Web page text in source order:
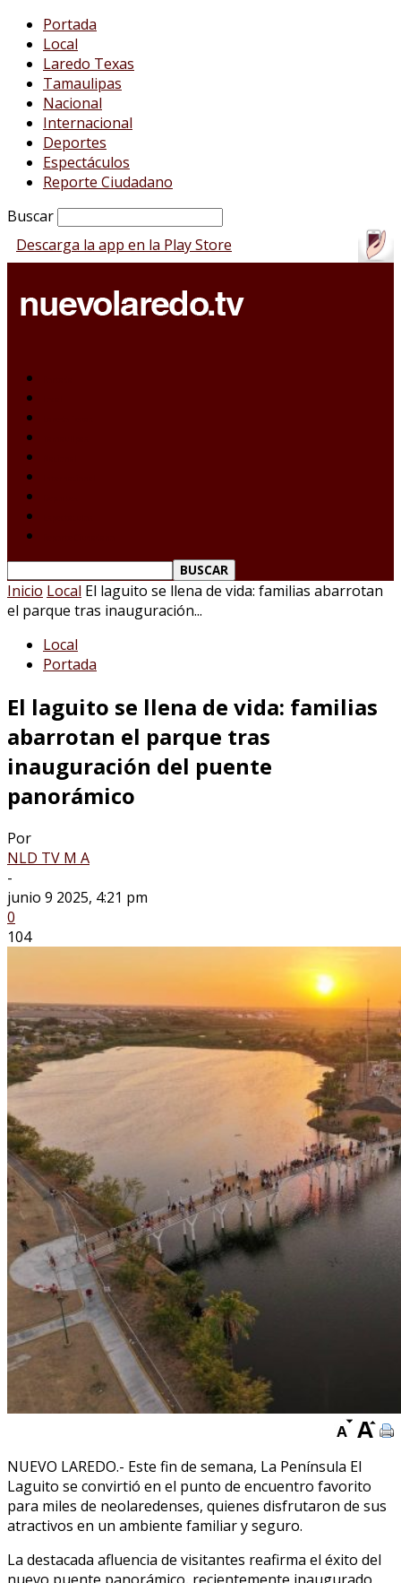
Portada
Local
Laredo Texas
Tamaulipas
Nacional
Internacional
Deportes
Espectáculos
Reporte Ciudadano
Buscar
Descarga la app en la Play Store
Inicio Local El laguito se llena de vida: familias abarrotan
el parque tras inauguración...
Local
Portada
El laguito se llena de vida: familias
abarrotan el parque tras
inauguración del puente
panorámico
Por
NLD TV M A
-
junio 9 2025, 4:21 pm
0
104
NUEVO LAREDO.- Este fin de semana, La Península El
Laguito se convirtió en el punto de encuentro favorito
para miles de neolaredenses, quienes disfrutaron de sus
atractivos en un ambiente familiar y seguro.
La destacada afluencia de visitantes reafirma el éxito del